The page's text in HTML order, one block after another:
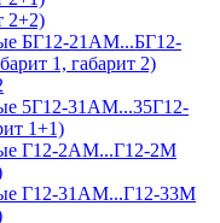
2+2)
БГ12-21АМ...БГ12-
1, габарит 2)
5Г12-31АМ...35Г12-
1+1)
Г12-2АМ...Г12-2М
Г12-31АМ...Г12-33М